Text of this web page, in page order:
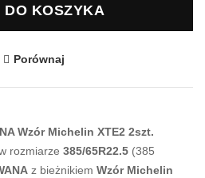
DO KOSZYKA
Porównaj
Wzór Michelin XTE2 2szt.
rozmiarze 385/65R22.5 (385
z bieżnikiem Wzór Michelin